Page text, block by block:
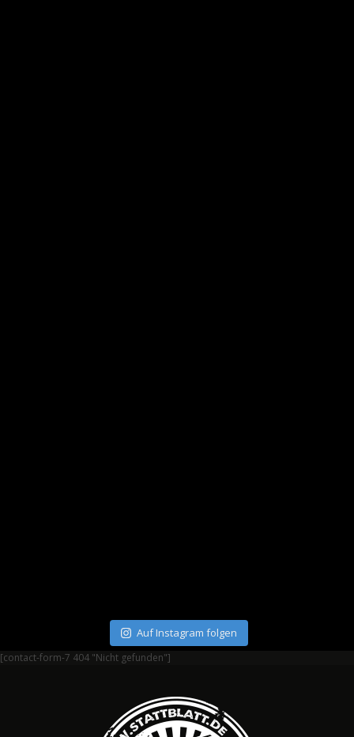
Auf Instagram folgen
[contact-form-7 404 "Nicht gefunden"]